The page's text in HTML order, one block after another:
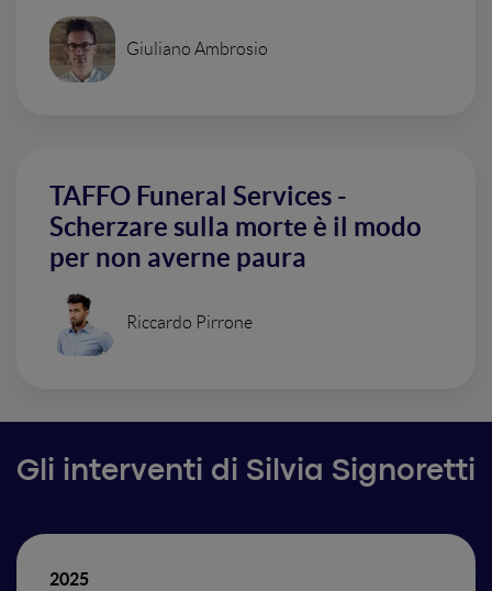
Giuliano Ambrosio
TAFFO Funeral Services -
Scherzare sulla morte è il modo
per non averne paura
Riccardo Pirrone
Gli interventi di Silvia Signoretti
2025